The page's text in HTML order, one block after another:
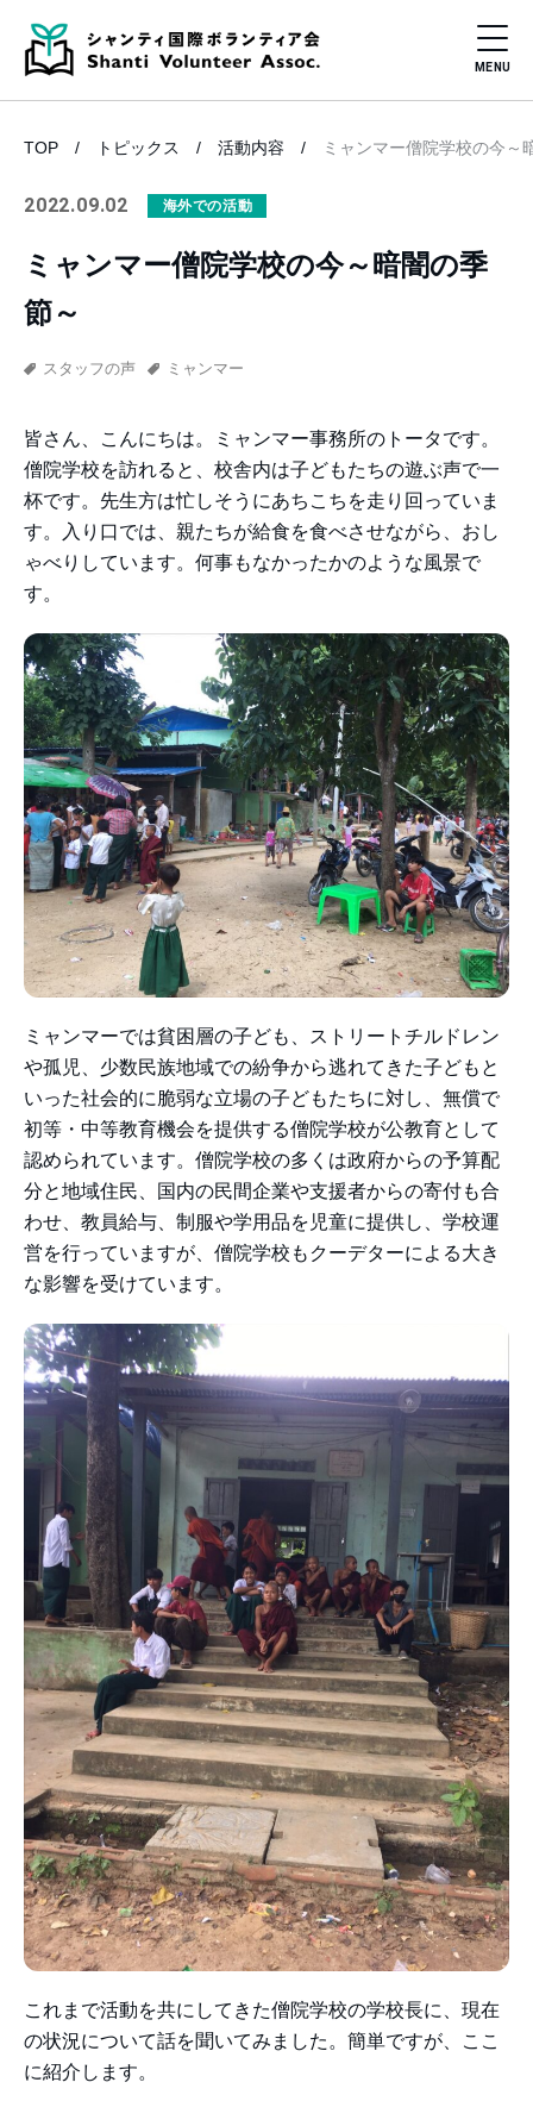
TOP トピックス 活動内容 ミャンマー僧院学校の今～
2022.09.02 海外での活動
ミャンマー僧院学校の今～暗闇の季
節～
スタッフの声 ミャンマー
皆さん、こんにちは。ミャンマー事務所のトータです。
僧院学校を訪れると、校舎内は子どもたちの遊ぶ声で一
杯です。先生方は忙しそうにあちこちを走り回っていま
す。入り口では、親たちが給食を食べさせながら、おし
ゃべりしています。何事もなかったかのような風景で
す。
ミャンマーでは貧困層の子ども、ストリートチルドレン
や孤児、少数民族地域での紛争から逃れてきた子どもと
いった社会的に脆弱な立場の子どもたちに対し、無償で
初等・中等教育機会を提供する僧院学校が公教育として
認められています。僧院学校の多くは政府からの予算配
分と地域住民、国内の民間企業や支援者からの寄付も合
わせ、教員給与、制服や学用品を児童に提供し、学校運
営を行っていますが、僧院学校もクーデターによる大き
な影響を受けています。
これまで活動を共にしてきた僧院学校の学校長に、現在
の状況について話を聞いてみました。簡単ですが、ここ
に紹介します。